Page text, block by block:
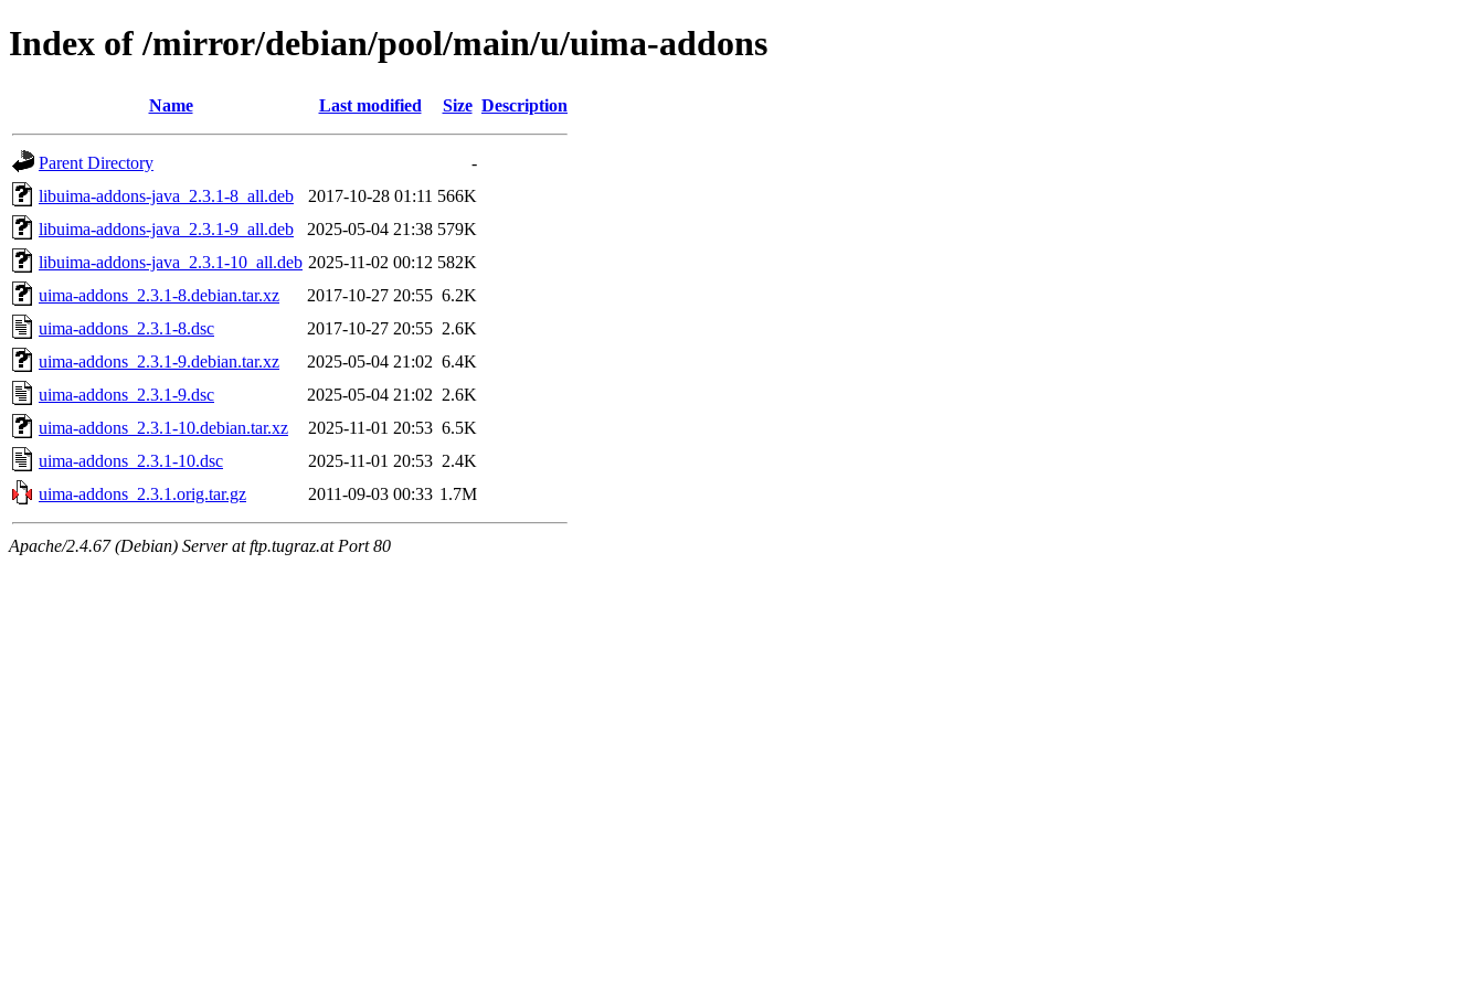
Index of /mirror/debian/pool/main/u/uima-addons
Name Last modified Size Description
Parent Directory
-
libuima-addons-java_2.3.1-8_all.deb
2017-10-28 01:11 566K
libuima-addons-java_2.3.1-9_all.deb
2025-05-04 21:38 579K
libuima-addons-java_2.3.1-10_all.deb 2025-11-02 00:12 582K
uima-addons_2.3.1-8.debian.tar.xz
2017-10-27 20:55 6.2K
uima-addons_2.3.1-8.dsc
2017-10-27 20:55 2.6K
uima-addons_2.3.1-9.debian.tar.xz
2025-05-04 21:02 6.4K
uima-addons_2.3.1-9.dsc
2025-05-04 21:02 2.6K
uima-addons_2.3.1-10.debian.tar.xz
2025-11-01 20:53 6.5K
uima-addons_2.3.1-10.dsc
2025-11-01 20:53 2.4K
uima-addons_2.3.1.orig.tar.gz
2011-09-03 00:33 1.7M
Apache/2.4.67 (Debian) Server at ftp.tugraz.at Port 80